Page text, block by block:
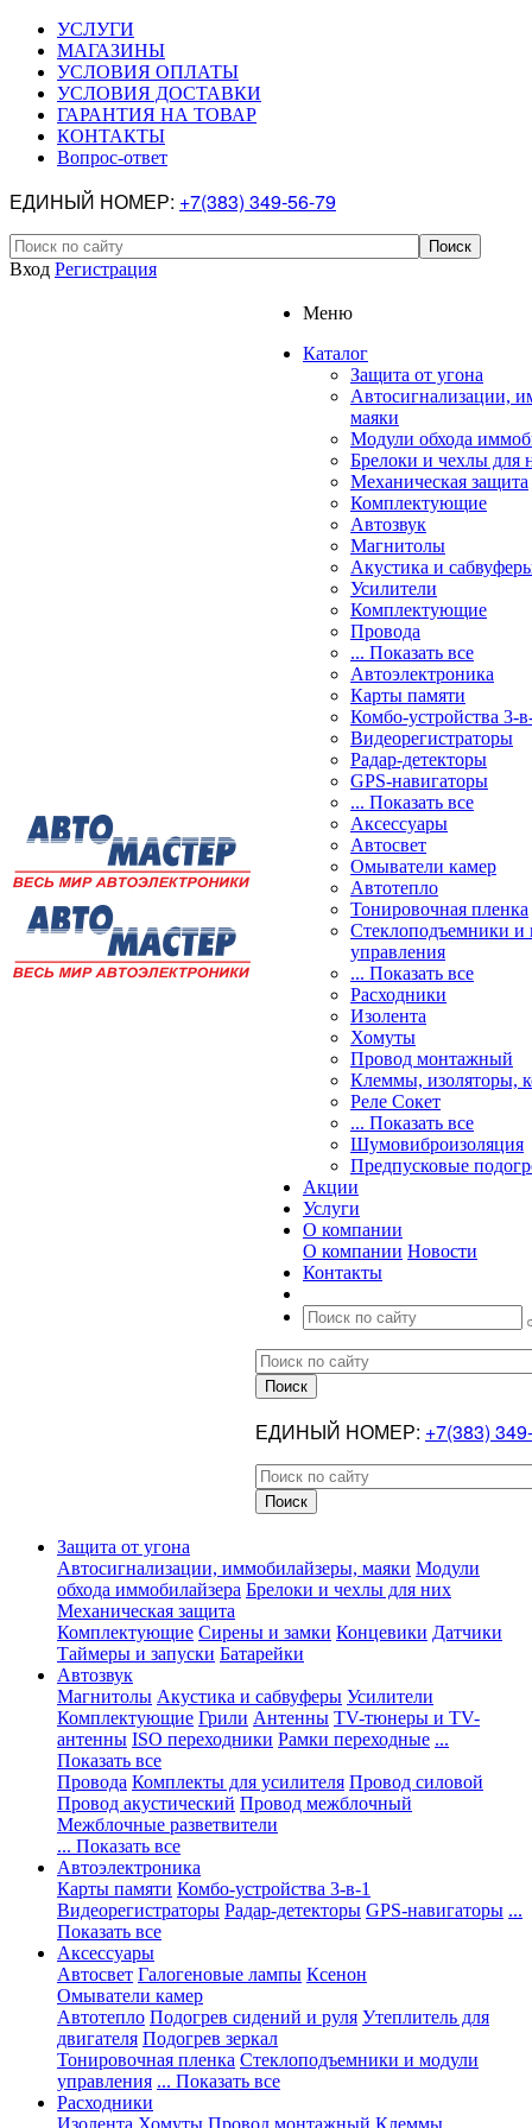
УСЛУГИ
МАГАЗИНЫ
УСЛОВИЯ ОПЛАТЫ
УСЛОВИЯ ДОСТАВКИ
ГАРАНТИЯ НА ТОВАР
КОНТАКТЫ
Вопрос-ответ
ЕДИНЫЙ НОМЕР: +7(383) 349-56-79
Вход Регистрация
Меню
Каталог
Защита от угона
Автосигнализации,
маяки
Модули обхода
Брелоки и чехлы для
Механическая защита
Комплектующие
Автозвук
Магнитолы
Акустика и
Усилители
Комплектующие
Провода
... Показать все
Автоэлектроника
Карты памяти
Комбо-устройства 3-
Видеорегистраторы
Радар-детекторы
GPS-навигаторы
... Показать все
Аксессуары
Автосвет
Омыватели камер
Автотепло
Тонировочная пленка
Стеклоподъемники и
управления
... Показать все
Расходники
Изолента
Хомуты
Провод монтажный
Клеммы, изоляторы,
Реле Сокет
... Показать все
Шумовиброизоляция
Предпусковые
Акции
Услуги
О компании
О компании Новости
Контакты
ЕДИНЫЙ НОМЕР: +7(383)
Защита от угона
Автосигнализации, иммобилайзеры, маяки Модули
обхода иммобилайзера Брелоки и чехлы для них
Механическая защита
Комплектующие Сирены и замки Концевики Датчики
Таймеры и запуски Батарейки
Автозвук
Магнитолы Акустика и сабвуферы Усилители
Комплектующие Грили Антенны TV-тюнеры и TV-
антенны ISO переходники Рамки переходные ...
Показать все
Провода Комплекты для усилителя Провод силовой
Провод акустический Провод межблочный
Межблочные разветвители
... Показать все
Автоэлектроника
Карты памяти Комбо-устройства 3-в-1
Видеорегистраторы Радар-детекторы GPS-навигаторы ...
Показать все
Аксессуары
Автосвет Галогеновые лампы Ксенон
Омыватели камер
Автотепло Подогрев сидений и руля Утеплитель для
двигателя Подогрев зеркал
Тонировочная пленка Стеклоподъемники и модули
управления ... Показать все
Расходники
Изолента Хомуты Провод монтажный Клеммы,